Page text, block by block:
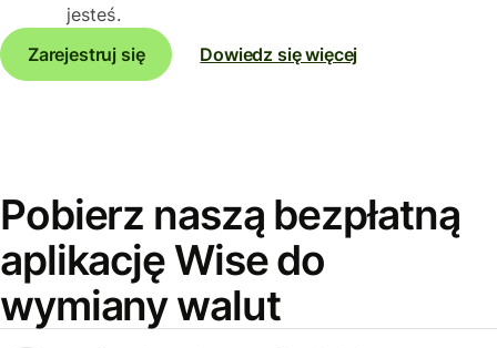
jesteś.
Zarejestruj się
Dowiedz się więcej
Pobierz naszą bezpłatną
aplikację Wise do
wymiany walut